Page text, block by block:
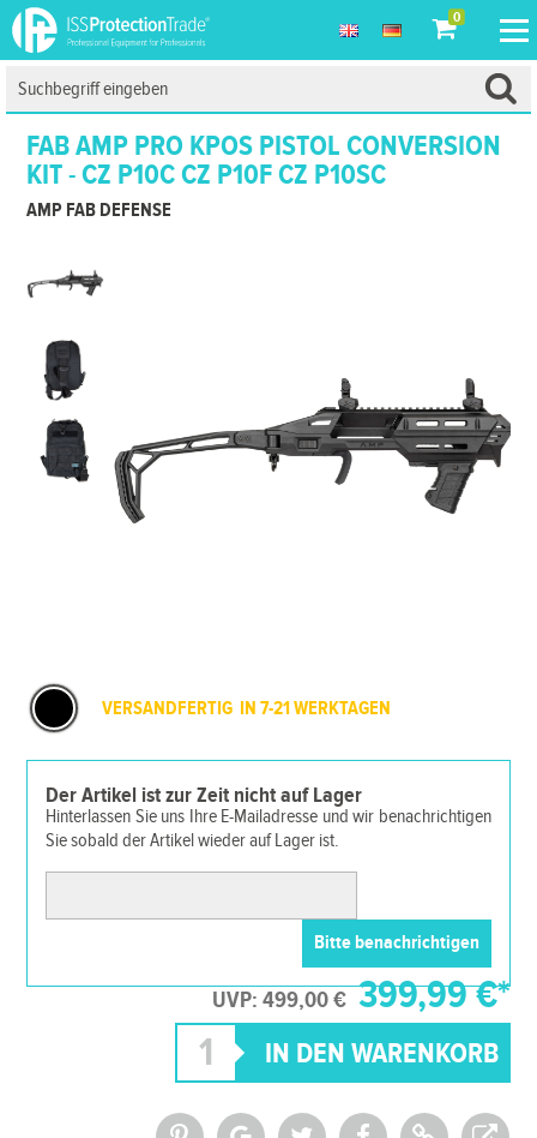
0
FAB AMP PRO KPOS PISTOL CONVERSION
KIT - CZ P10C CZ P10F CZ P10SC
AMP FAB DEFENSE
VERSANDFERTIG IN 7-21 WERKTAGEN
Der Artikel ist zur Zeit nicht auf Lager
Hinterlassen Sie uns Ihre E-Mailadresse und wir benachrichtigen
Sie sobald der Artikel wieder auf Lager ist.
UVP: 499,00 € 399,99 €*